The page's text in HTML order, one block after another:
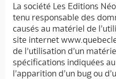
La société Les Editions
tenu responsable des
causés au matériel de
site internet
de l’utilisation d’un
spécifications indiquées
l’apparition d’un bug ou